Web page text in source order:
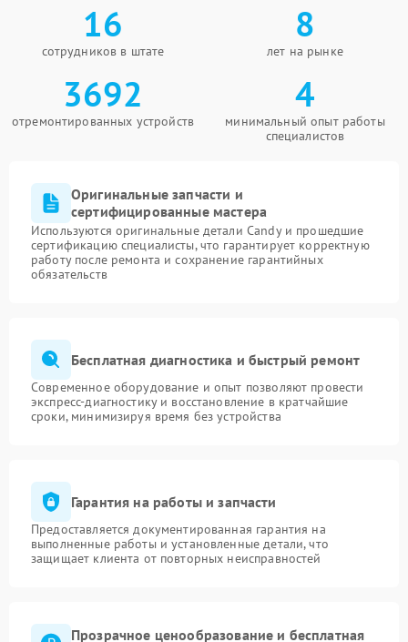
16
сотрудников в штате
8
лет на рынке
3692
отремонтированных устройств
4
минимальный опыт работы
специалистов
Оригинальные запчасти и
сертифицированные мастера
Используются оригинальные детали Candy и прошедшие
сертификацию специалисты, что гарантирует корректную
работу после ремонта и сохранение гарантийных
обязательств
Бесплатная диагностика и быстрый ремонт
Современное оборудование и опыт позволяют провести
экспресс-диагностику и восстановление в кратчайшие
сроки, минимизируя время без устройства
Гарантия на работы и запчасти
Предоставляется документированная гарантия на
выполненные работы и установленные детали, что
защищает клиента от повторных неисправностей
Прозрачное ценообразование и бесплатная